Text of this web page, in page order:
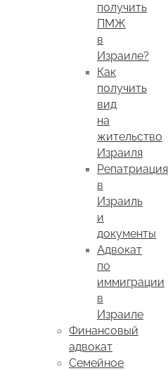
получить
ПМЖ
в
Израиле?
Как
получить
вид
на
жительство
Израиля
Репатриация
в
Израиль
и
документы
Адвокат
по
иммиграции
в
Израиле
Финансовый
адвокат
Семейное